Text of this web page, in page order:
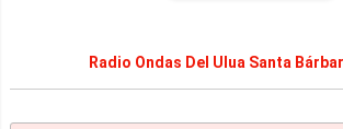
Radio Ondas Del Ulua Santa